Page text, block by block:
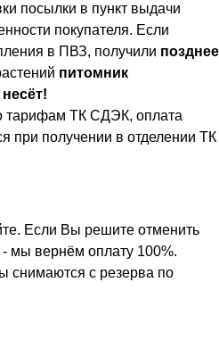
посылки в пункт выдачи
покупателя. Если
в ПВЗ, получили позднее
питомник
тарифам ТК СДЭК, оплата
при получении в отделении ТК
Если Вы решите отменить
- мы вернём оплату 100%.
снимаются с резерва по